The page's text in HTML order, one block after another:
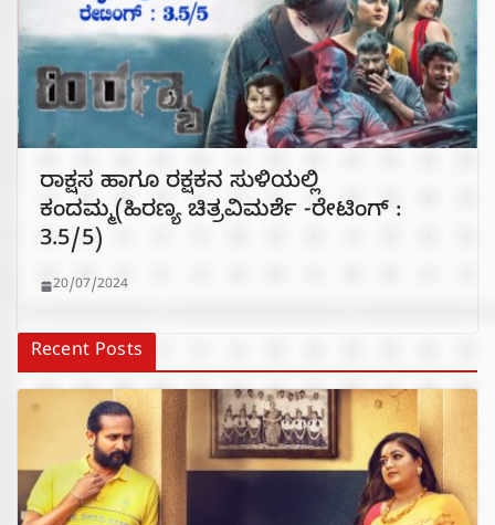
ರಾಕ್ಷಸ ಹಾಗೂ ರಕ್ಷಕನ ಸುಳಿಯಲ್ಲಿ
ಕಂದಮ್ಮ(ಹಿರಣ್ಯ ಚಿತ್ರವಿಮರ್ಶೆ -ರೇಟಿಂಗ್ :
3.5/5)
20/07/2024
Recent Posts